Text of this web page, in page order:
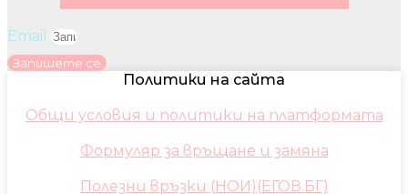
Email
Запишете се
Политики на сайта
Общи условия и политики на платформата
Формуляр за връщане и замяна
Полезни връзки (НОИ)(ЕГОВ.БГ)